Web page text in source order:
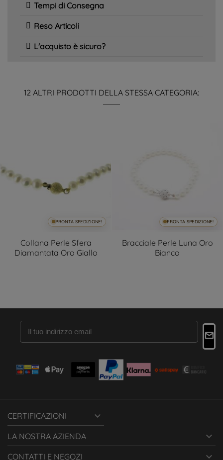
Tempi di Consegna
Reso Articoli
L'acquisto è sicuro?
12 ALTRI PRODOTTI DELLA STESSA CATEGORIA:
PRONTA SPEDIZIONE!
Collana Perle Sfera
Diamantata Oro Giallo
PRONTA SPEDIZIONE!
Bracciale Perle Luna Oro
Bianco
CERTIFICAZIONI 
LA NOSTRA AZIENDA 
CONTATTI E NEGOZI 